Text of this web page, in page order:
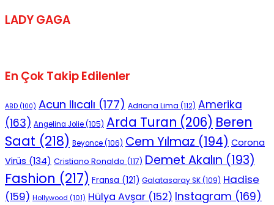
LADY GAGA
En Çok Takip Edilenler
ABD (100) Acun Ilıcalı (177) Adriana Lima (112) Amerika
(163) Angelina Jolie(105) Arda Turan (206) Beren
Saat (218) Beyonce(106) Cem Yılmaz (194) Corona
Virüs (134) Cristiano Ronaldo (117) Demet Akalın (193)
Fashion (217) Fransa (121) Galatasaray SK(109) Hadise
(159) Hollywood (101) Hülya Avşar (152) Instagram (169)